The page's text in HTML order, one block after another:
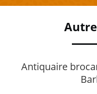
Antiquaire